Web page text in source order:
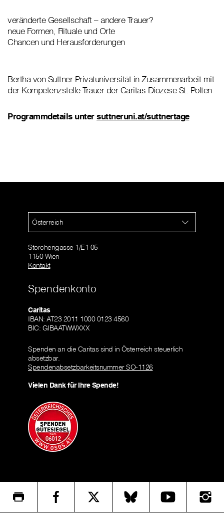
veränderte Gesellschaft – andere Trauer?
neue Formen, Rituale und Orte
Chancen und Herausforderungen
Bertha von Suttner Privatuniversität in Zusammenarbeit mit
der Kompetenzstelle Trauer der Caritas Diözese St. Pölten
Programmdetails untersuttneruni.at/suttnertage
Österreich
Storchengasse 1/E1 05
1150 Wien
Kontakt
Spendenkonto
Caritas
IBAN: AT23 2011 1000 0123 4560
BIC: GIBAATWWXXX
Spenden an die Caritas sind in Österreich steuerlich
absetzbar.
Spendenabsetzbarkeitsnummer SO-1126
Vielen Dank für Ihre Spende!